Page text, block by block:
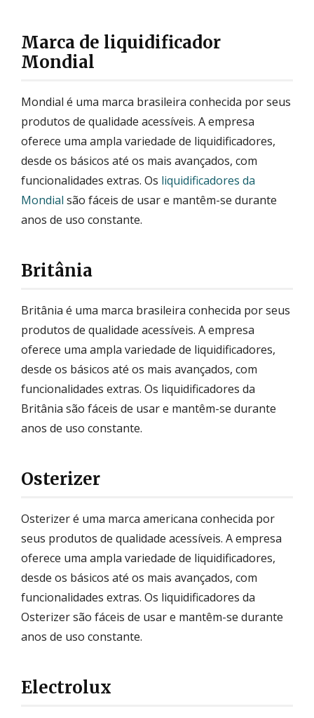
Marca de liquidificador
Mondial
Mondial é uma marca brasileira conhecida por seus
produtos de qualidade acessíveis. A empresa
oferece uma ampla variedade de liquidificadores,
desde os básicos até os mais avançados, com
funcionalidades extras. Os liquidificadores da
Mondial são fáceis de usar e mantêm-se durante
anos de uso constante.
Britânia
Britânia é uma marca brasileira conhecida por seus
produtos de qualidade acessíveis. A empresa
oferece uma ampla variedade de liquidificadores,
desde os básicos até os mais avançados, com
funcionalidades extras. Os liquidificadores da
Britânia são fáceis de usar e mantêm-se durante
anos de uso constante.
Osterizer
Osterizer é uma marca americana conhecida por
seus produtos de qualidade acessíveis. A empresa
oferece uma ampla variedade de liquidificadores,
desde os básicos até os mais avançados, com
funcionalidades extras. Os liquidificadores da
Osterizer são fáceis de usar e mantêm-se durante
anos de uso constante.
Electrolux